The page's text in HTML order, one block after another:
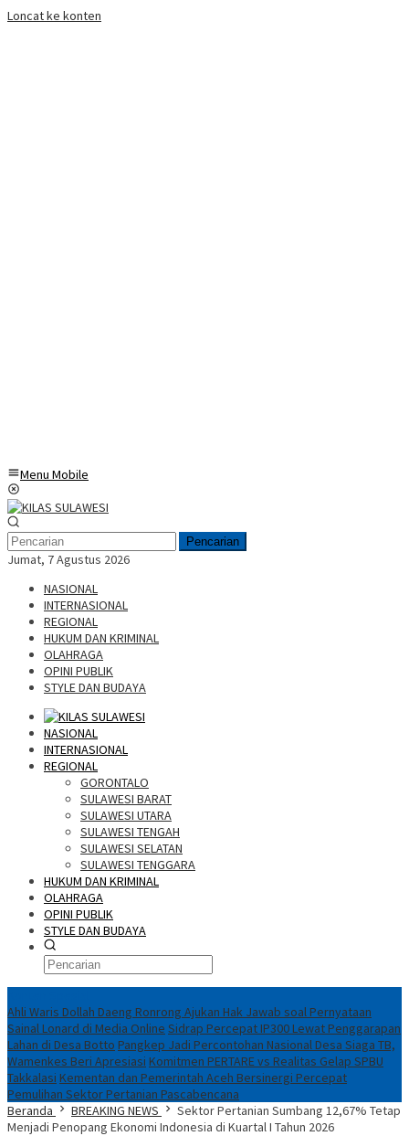
Loncat ke konten
Menu Mobile
Pencarian
Jumat, 7 Agustus 2026
NASIONAL
INTERNASIONAL
REGIONAL
HUKUM DAN KRIMINAL
OLAHRAGA
OPINI PUBLIK
STYLE DAN BUDAYA
NASIONAL
INTERNASIONAL
REGIONAL
GORONTALO
SULAWESI BARAT
SULAWESI UTARA
SULAWESI TENGAH
SULAWESI SELATAN
SULAWESI TENGGARA
HUKUM DAN KRIMINAL
OLAHRAGA
OPINI PUBLIK
STYLE DAN BUDAYA
Ahli Waris Dollah Daeng Ronrong Ajukan Hak Jawab soal Pernyataan
Sainal Lonard di Media Online Sidrap Percepat IP300 Lewat Penggarapan
Lahan di Desa Botto Pangkep Jadi Percontohan Nasional Desa Siaga TB,
Wamenkes Beri Apresiasi Komitmen PERTARE vs Realitas Gelap SPBU
Takkalasi Kementan dan Pemerintah Aceh Bersinergi Percepat
Pemulihan Sektor Pertanian Pascabencana
Beranda
BREAKING NEWS
Sektor Pertanian Sumbang 12,67% Tetap
Menjadi Penopang Ekonomi Indonesia di Kuartal I Tahun 2026